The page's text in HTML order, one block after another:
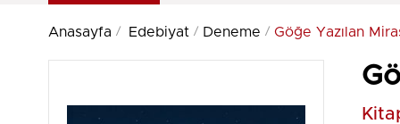
Anasayfa Edebiyat Deneme Göğe Yazılan